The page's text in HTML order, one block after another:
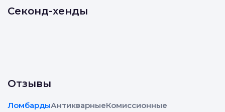
Секонд-хенды
Отзывы
ЛомбардыАнтикварныеКомиссионные